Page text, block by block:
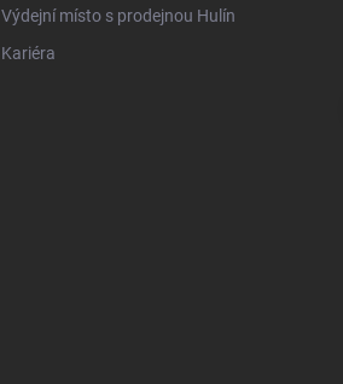
Výdejní místo s prodejnou Hulín
Kariéra